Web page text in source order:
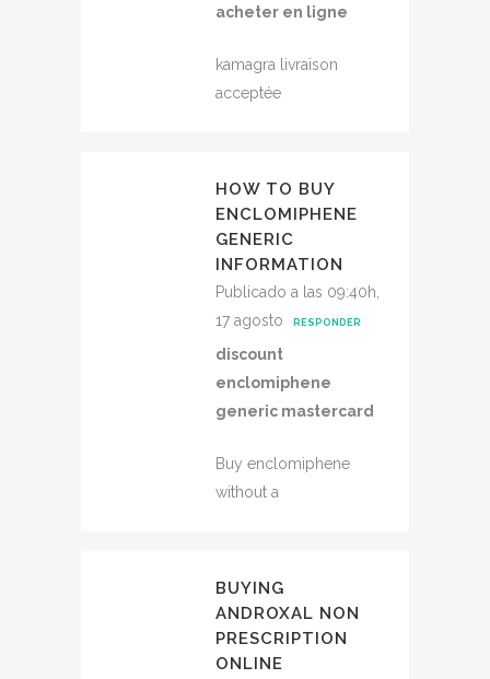
acheter en ligne
kamagra livraison
acceptée
HOW TO BUY
ENCLOMIPHENE
GENERIC
INFORMATION
Publicado a las 09:40h,
17 agosto
RESPONDER
discount
enclomiphene
generic mastercard
Buy enclomiphene
without a
BUYING
ANDROXAL NON
PRESCRIPTION
ONLINE